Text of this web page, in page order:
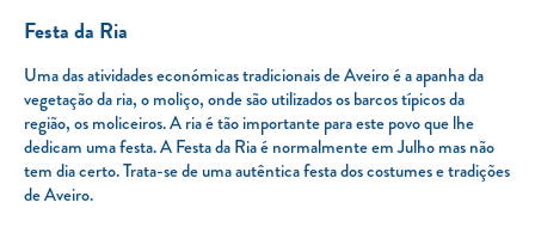
Festa da Ria
Uma das atividades económicas tradicionais de Aveiro é a apanha da
vegetação da ria, o moliço, onde são utilizados os barcos típicos da
região, os moliceiros. A ria é tão importante para este povo que lhe
dedicam uma festa. A Festa da Ria é normalmente em Julho mas não
tem dia certo. Trata-se de uma autêntica festa dos costumes e tradições
de Aveiro.